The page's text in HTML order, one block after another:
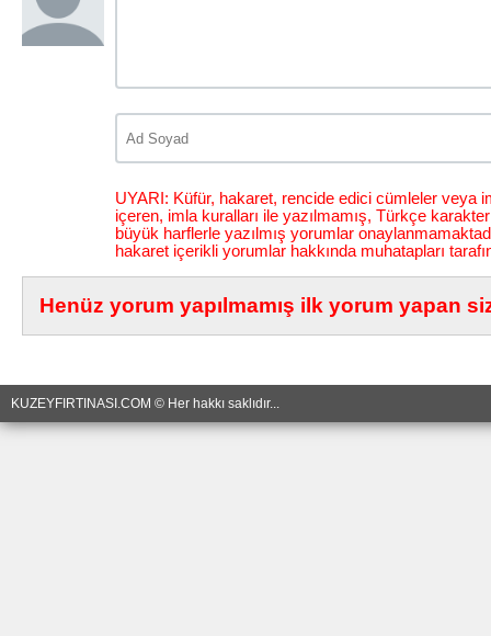
UYARI: Küfür, hakaret, rencide edici cümleler veya
içeren, imla kuralları ile yazılmamış, Türkçe
büyük harflerle yazılmış yorumlar
hakaret içerikli yorumlar hakkında muhatapları
Henüz yorum yapılmamış ilk yorum yapan
KUZEYFIRTINASI.COM © Her hakkı saklıdır...